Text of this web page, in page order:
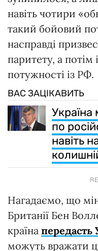
навіть чотири
такий бойовий
насправді
паритету, а потім
потужності із РФ.
ВАС ЗАЦІКАВИТЬ
Україна
по
навіть
Нагадаємо, що
Британії Бен
країна передасть
можуть вражати